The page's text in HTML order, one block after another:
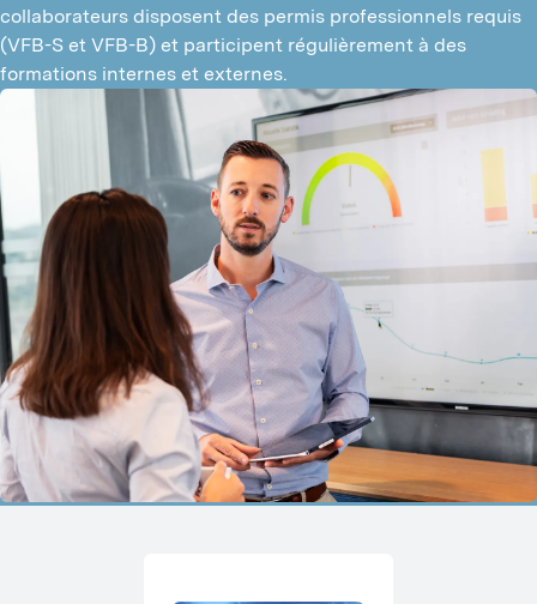
collaborateurs disposent des permis professionnels requis
(VFB-S et VFB-B) et participent régulièrement à des
formations internes et externes.